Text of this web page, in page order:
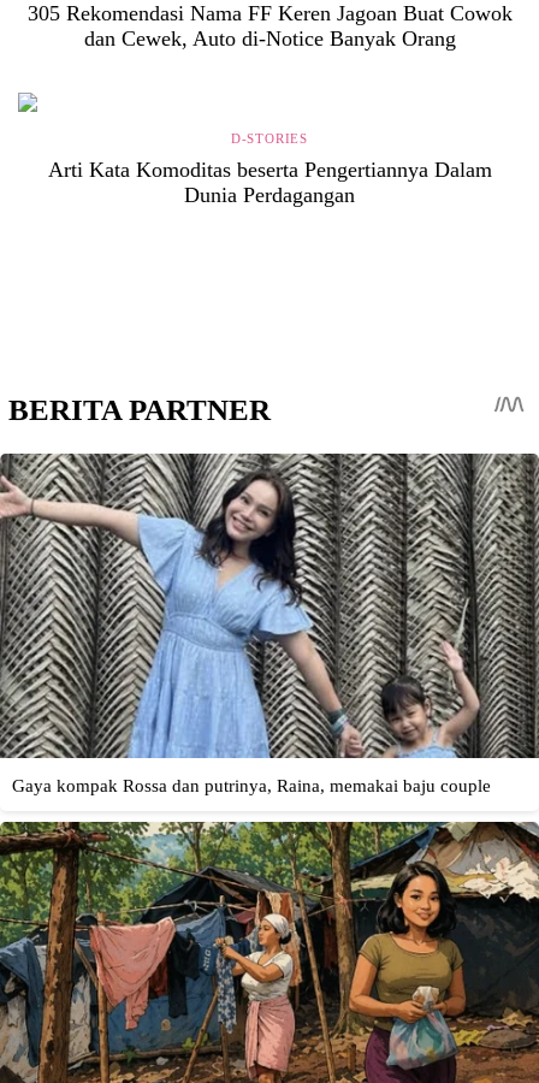
305 Rekomendasi Nama FF Keren Jagoan Buat Cowok
dan Cewek, Auto di-Notice Banyak Orang
D-STORIES
Arti Kata Komoditas beserta Pengertiannya Dalam
Dunia Perdagangan